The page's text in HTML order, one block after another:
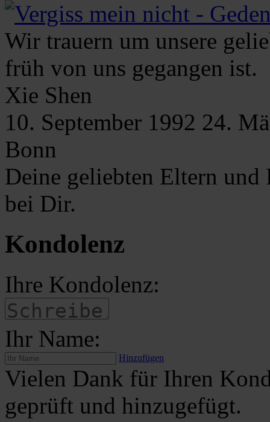
Wir trauern um unsere
früh von uns gegangen ist.
Xie Shen
10. September 1992 24.
Bonn
Deine geliebten Eltern
bei Dir.
Kondolenz
Ihre Kondolenz:
Ihr Name:
Hinzufügen
Vielen Dank für Ihren
geprüft und hinzugefügt.